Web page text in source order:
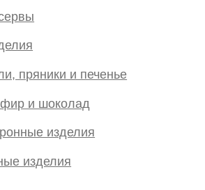
пряники и печенье
и шоколад
изделия
изделия